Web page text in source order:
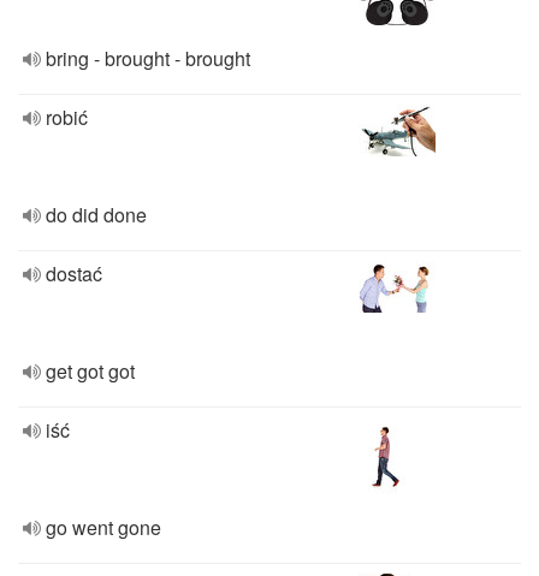
bring - brought - brought
robić
do did done
dostać
get got got
iść
go went gone